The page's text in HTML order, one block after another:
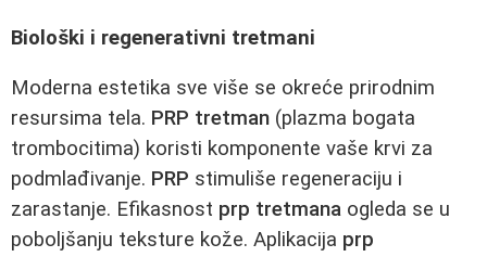
Biološki i regenerativni tretmani
Moderna estetika sve više se okreće prirodnim
resursima tela. PRP tretman (plazma bogata
trombocitima) koristi komponente vaše krvi za
podmlađivanje. PRP stimuliše regeneraciju i
zarastanje. Efikasnost prp tretmana ogleda se u
poboljšanju teksture kože. Aplikacija prp